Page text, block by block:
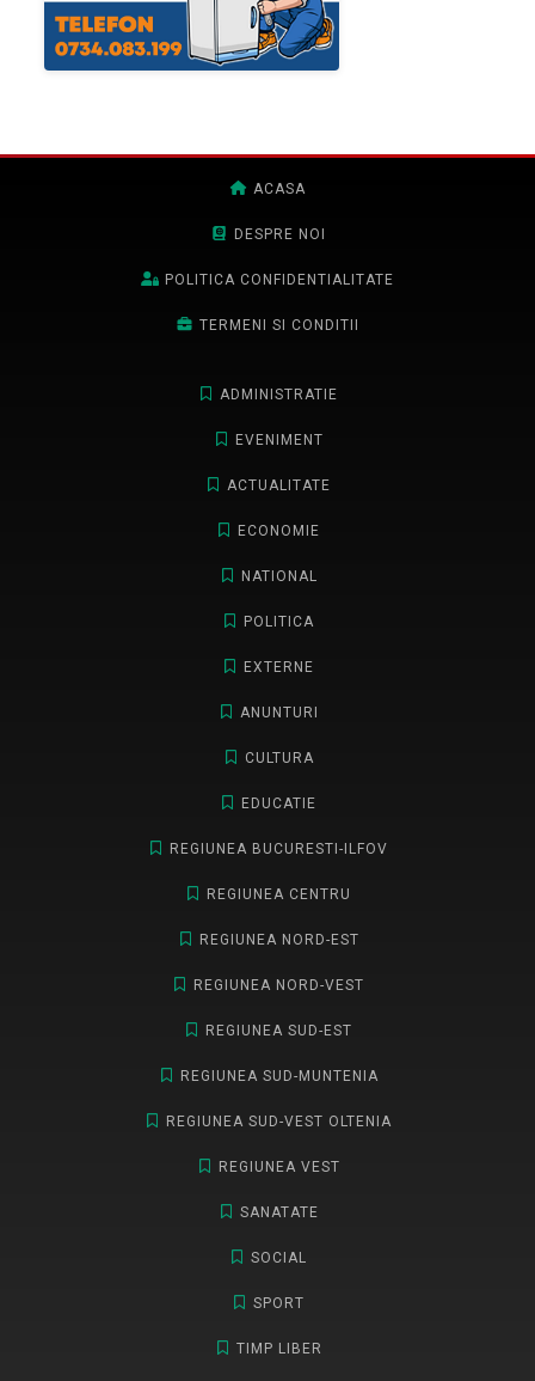
ACASA
DESPRE NOI
POLITICA CONFIDENTIALITATE
TERMENI SI CONDITII
ADMINISTRATIE
EVENIMENT
ACTUALITATE
ECONOMIE
NATIONAL
POLITICA
EXTERNE
ANUNTURI
CULTURA
EDUCATIE
REGIUNEA BUCURESTI-ILFOV
REGIUNEA CENTRU
REGIUNEA NORD-EST
REGIUNEA NORD-VEST
REGIUNEA SUD-EST
REGIUNEA SUD-MUNTENIA
REGIUNEA SUD-VEST OLTENIA
REGIUNEA VEST
SANATATE
SOCIAL
SPORT
TIMP LIBER